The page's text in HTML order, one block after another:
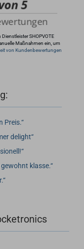
SHOPVOTE
Maßnahmen ein, um
von Kundenbewertungen
Preis.
delight
klasse.